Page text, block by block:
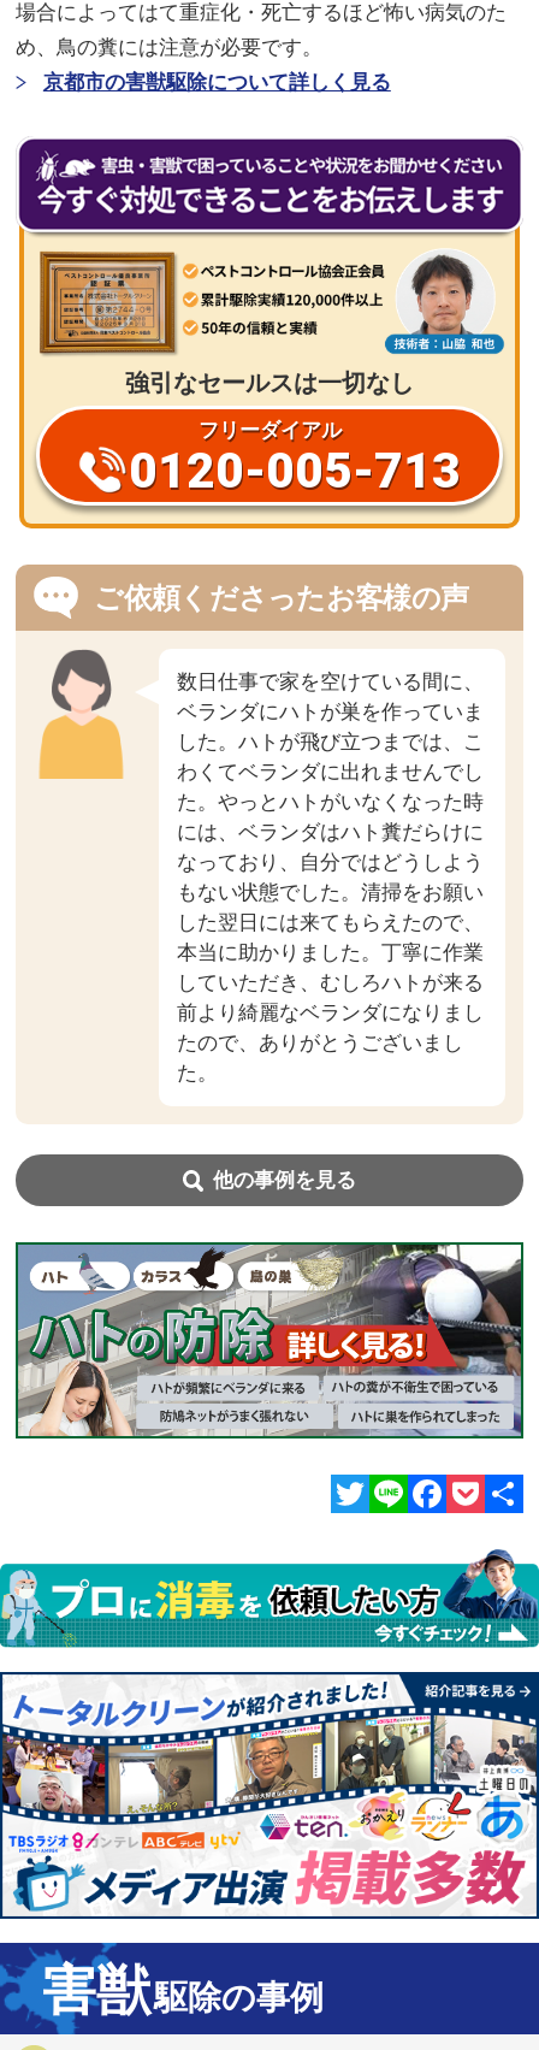
場合によってはて重症化・死亡するほど怖い病気のた
め、鳥の糞には注意が必要です。
京都市の害獣駆除について詳しく見る
強引なセールスは一切なし
フリーダイアル
0120-005-713
ご依頼くださったお客様の声
数日仕事で家を空けている間に、
ベランダにハトが巣を作っていま
した。ハトが飛び立つまでは、こ
わくてベランダに出れませんでし
た。やっとハトがいなくなった時
には、ベランダはハト糞だらけに
なっており、自分ではどうしよう
もない状態でした。清掃をお願い
した翌日には来てもらえたので、
本当に助かりました。丁寧に作業
していただき、むしろハトが来る
前より綺麗なベランダになりまし
たので、ありがとうございまし
た。
他の事例を見る
有
害獣駆除の事例